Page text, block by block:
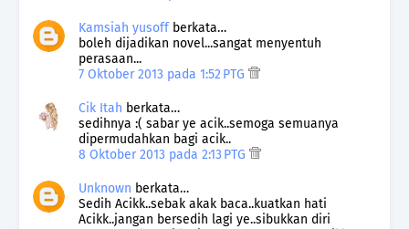
Kamsiah yusoffberkata…
boleh dijadikan novel...sangat menyentuh
perasaan...
7 Oktober 2013 pada 1:52 PTG
Cik Itah berkata…
sedihnya :( sabar ye acik..semoga semuanya
dipermudahkan bagi acik..
8 Oktober 2013 pada 2:13 PTG
Unknown berkata…
Sedih Acikk..sebak akak baca..kuatkan hati
Acikk..jangan bersedih lagi ye..sibukkan diri